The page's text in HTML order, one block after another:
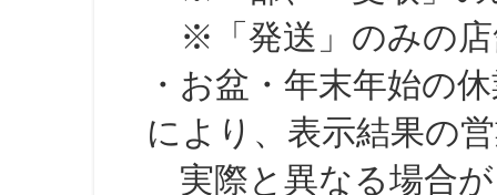
※「発送」のみの店
・お盆・年末年始の
により、表示結果の
実際と異なる場合が